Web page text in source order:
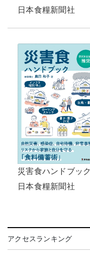
日本食糧新聞社
災害食ハンドブック
日本食糧新聞社
アクセスランキング